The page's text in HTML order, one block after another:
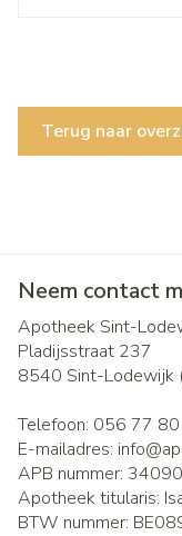
Terug naar
Neem contact
Apotheek Sint-
Pladijsstraat 237
8540 Sint-Lodewijk
Telefoon: 056 77
E-mailadres: info@
APB nummer:
Apotheek titularis:
BTW nummer: